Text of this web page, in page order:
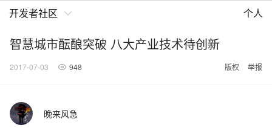
开发者社区 个人
智慧城市酝酿突破 八大产业技术待创新
2017-07-03 948 版权 举报
晚来风急